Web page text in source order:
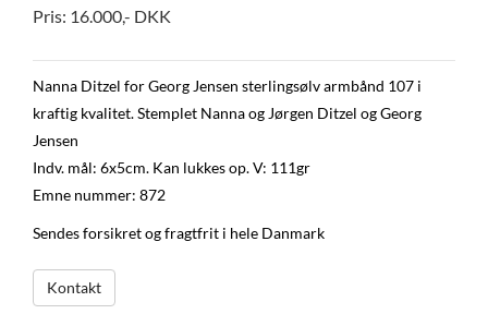
Pris: 16.000,- DKK
Nanna Ditzel for Georg Jensen sterlingsølv armbånd 107 i
kraftig kvalitet. Stemplet Nanna og Jørgen Ditzel og Georg
Jensen
Indv. mål: 6x5cm. Kan lukkes op. V: 111gr
Emne nummer: 872
Sendes forsikret og fragtfrit i hele Danmark
Kontakt